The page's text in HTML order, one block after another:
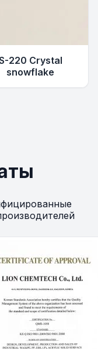
220 Crystal
snowflake